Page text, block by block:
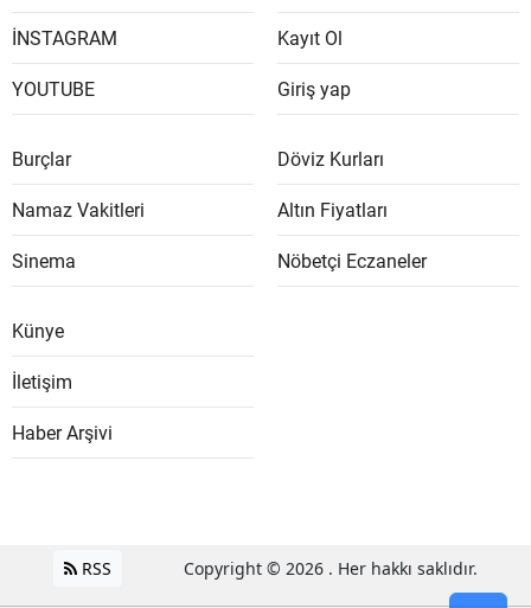
İNSTAGRAM
YOUTUBE
Kayıt Ol
Giriş yap
Burçlar
Namaz Vakitleri
Sinema
Döviz Kurları
Altın Fiyatları
Nöbetçi Eczaneler
Künye
İletişim
Haber Arşivi
RSS Copyright © 2026 . Her hakkı saklıdır.